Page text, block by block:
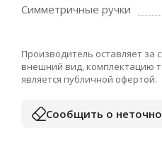
Симметричные ручки
Производитель оставляет за
внешний вид, комплектацию
является публичной офертой.
Сообщить о